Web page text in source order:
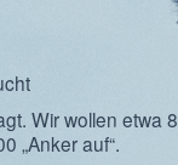
Wir wollen etwa
„Anker auf“.